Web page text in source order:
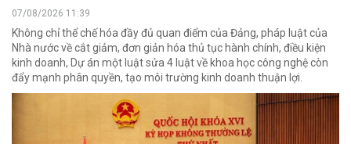
07/08/2026 11:39
Không chỉ thể chế hóa đầy đủ quan điểm của Đảng, pháp luật của
Nhà nước về cắt giảm, đơn giản hóa thủ tục hành chính, điều kiện
kinh doanh, Dự án một luật sửa 4 luật về khoa học công nghệ còn
đẩy mạnh phân quyền, tạo môi trường kinh doanh thuận lợi.